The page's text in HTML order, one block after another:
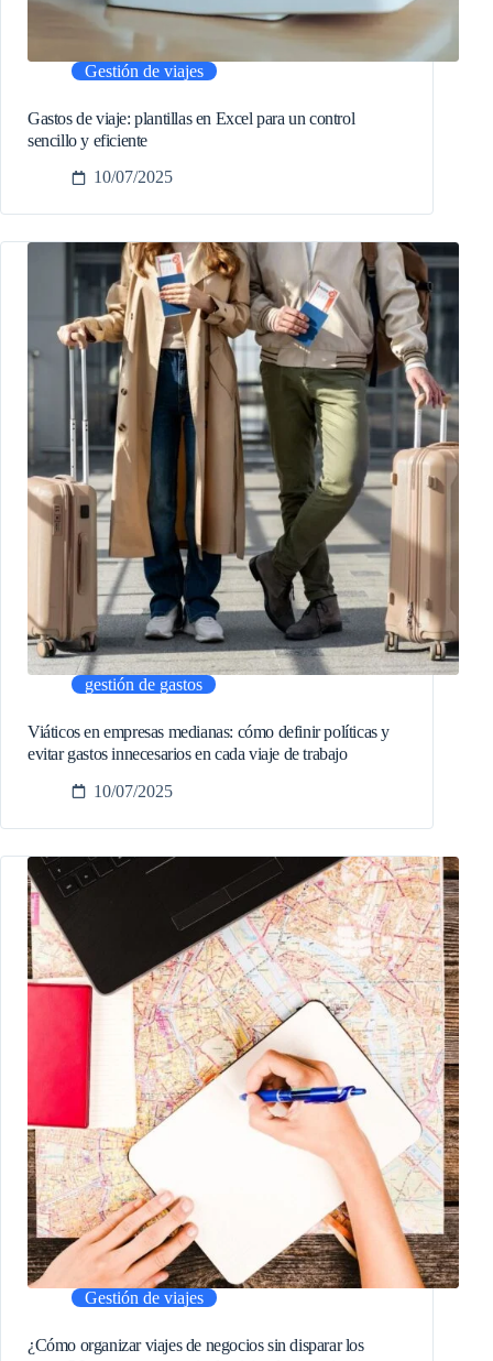
Gestión de viajes
Gastos de viaje: plantillas en Excel para un control
sencillo y eficiente
10/07/2025
gestión de gastos
Viáticos en empresas medianas: cómo definir políticas y
evitar gastos innecesarios en cada viaje de trabajo
10/07/2025
Gestión de viajes
¿Cómo organizar viajes de negocios sin disparar los